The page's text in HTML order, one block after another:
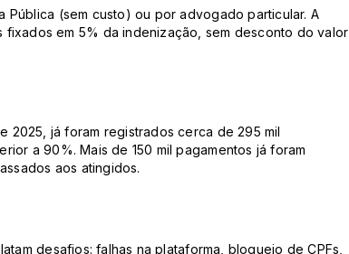
(sem custo) ou por advogado particular. A
fixados em 5% da indenização, sem desconto do valor
2025, já foram registrados cerca de 295 mil
a 90%. Mais de 150 mil pagamentos já foram
aos atingidos.
desafios: falhas na plataforma, bloqueio de CPFs,